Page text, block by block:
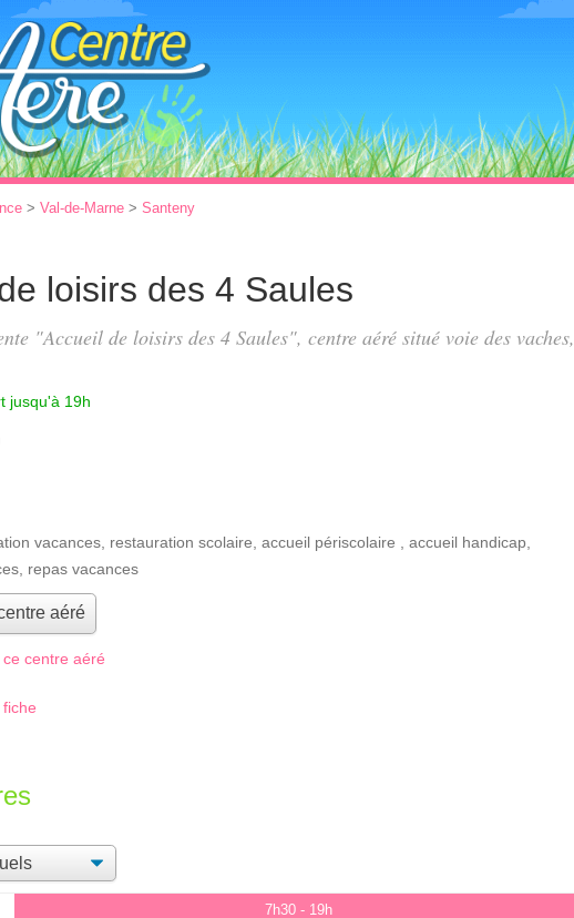
> Val-de-Marne > Santeny
loisirs des 4 Saules
"Accueil de loisirs des 4 Saules", centre aéré situé voie des vaches,
jusqu'à 19h
vacances restauration scolaire accueil périscolaire accueil handicap
repas vacances
aéré
centre aéré
7h30 - 19h